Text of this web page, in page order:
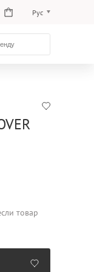
Рус
Рус
товар